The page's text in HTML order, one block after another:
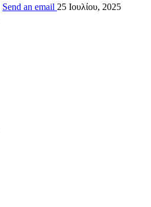
Send an email 25 Ιουλίου, 2025